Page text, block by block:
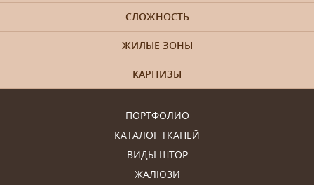
ПОРТФОЛИО
КАТАЛОГ ТКАНЕЙ
ВИДЫ ШТОР
ЖАЛЮЗИ
СЛОЖНОСТЬ
ЖИЛЫЕ ЗОНЫ
КАРНИЗЫ